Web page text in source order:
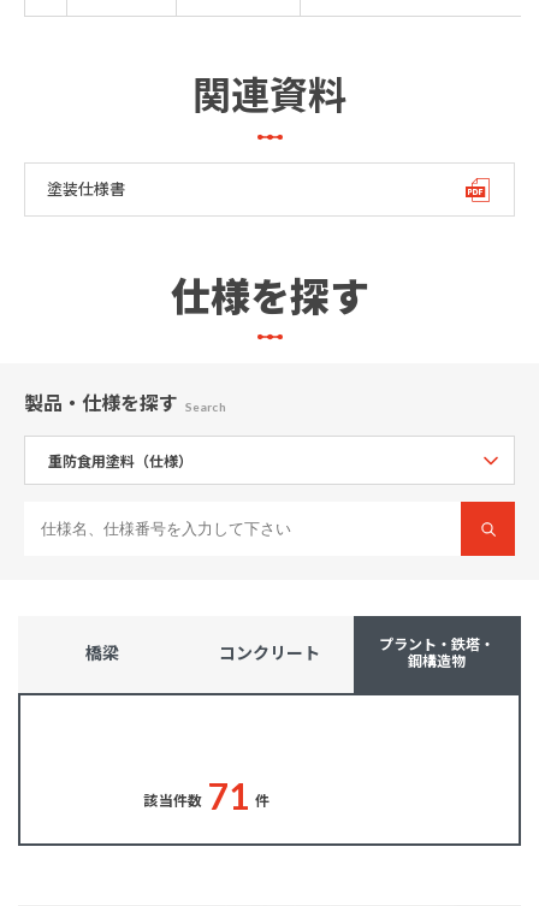
関連資料
塗装仕様書
仕様を探す
製品・仕様を探す Search
橋梁 コンクリート
プラント・鉄塔・
鋼構造物
該当件数 71 件